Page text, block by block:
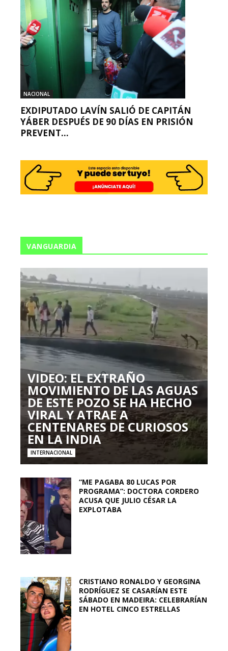
NACIONAL
EXDIPUTADO LAVÍN SALIÓ DE CAPITÁN
YÁBER DESPUÉS DE 90 DÍAS EN PRISIÓN
PREVENT...
VANGUARDIA
VIDEO: EL EXTRAÑO
MOVIMIENTO DE LAS AGUAS
DE ESTE POZO SE HA HECHO
VIRAL Y ATRAE A
CENTENARES DE CURIOSOS
EN LA INDIA
INTERNACIONAL
“ME PAGABA 80 LUCAS POR
PROGRAMA”: DOCTORA CORDERO
ACUSA QUE JULIO CÉSAR LA
EXPLOTABA
CRISTIANO RONALDO Y GEORGINA
RODRÍGUEZ SE CASARÍAN ESTE
SÁBADO EN MADEIRA: CELEBRARÍAN
EN HOTEL CINCO ESTRELLAS